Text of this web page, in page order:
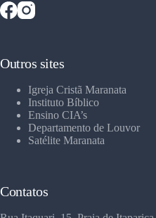
Outros sites
Igreja Cristã Maranata
Instituto Bíblico
Ensino CIA’s
Departamento de Louvor
Satélite Maranata
Contatos